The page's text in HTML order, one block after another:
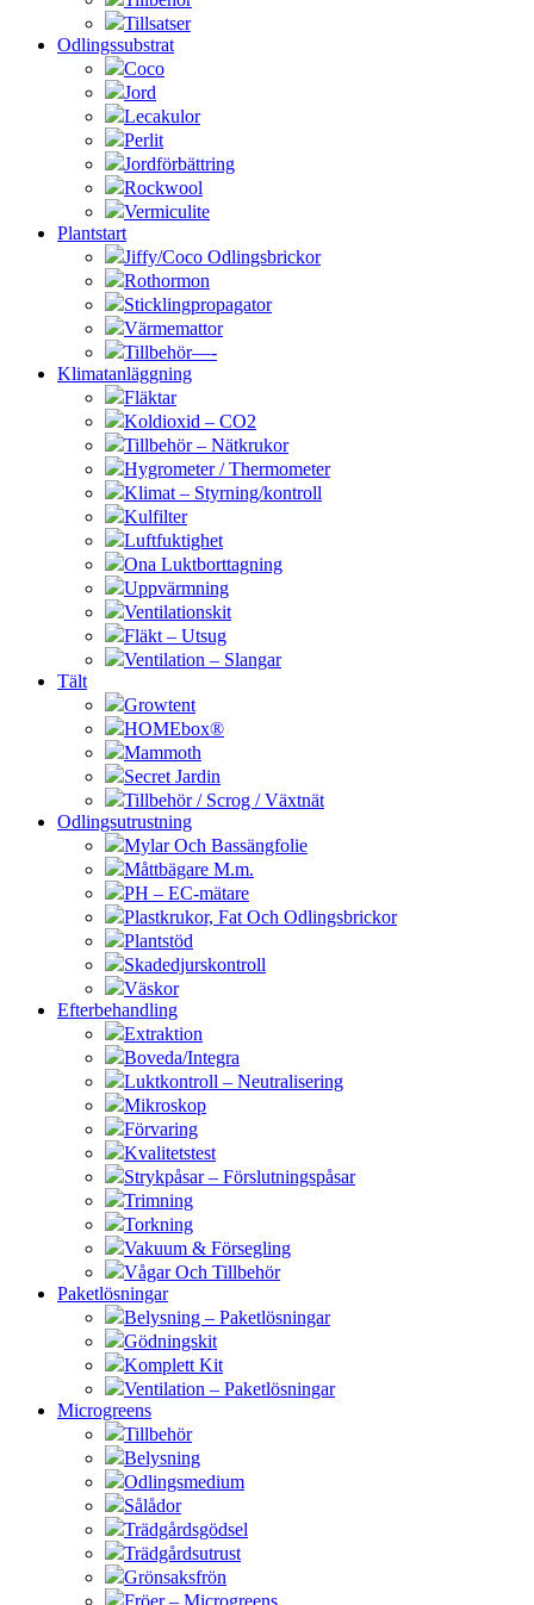
Tillsatser
Odlingssubstrat
Coco
Jord
Lecakulor
Perlit
Jordförbättring
Rockwool
Vermiculite
Plantstart
Jiffy/Coco Odlingsbrickor
Rothormon
Sticklingpropagator
Värmemattor
Tillbehör—-
Klimatanläggning
Fläktar
Koldioxid – CO2
Tillbehör – Nätkrukor
Hygrometer / Thermometer
Klimat – Styrning/kontroll
Kulfilter
Luftfuktighet
Ona Luktborttagning
Uppvärmning
Ventilationskit
Fläkt – Utsug
Ventilation – Slangar
Tält
Growtent
HOMEbox®
Mammoth
Secret Jardin
Tillbehör / Scrog / Växtnät
Odlingsutrustning
Mylar Och Bassängfolie
Måttbägare M.m.
PH – EC-mätare
Plastkrukor, Fat Och Odlingsbrickor
Plantstöd
Skadedjurskontroll
Väskor
Efterbehandling
Extraktion
Boveda/Integra
Luktkontroll – Neutralisering
Mikroskop
Förvaring
Kvalitetstest
Strykpåsar – Förslutningspåsar
Trimning
Torkning
Vakuum & Försegling
Vågar Och Tillbehör
Paketlösningar
Belysning – Paketlösningar
Gödningskit
Komplett Kit
Ventilation – Paketlösningar
Microgreens
Tillbehör
Belysning
Odlingsmedium
Sålådor
Trädgårdsgödsel
Trädgårdsutrust
Grönsaksfrön
Fröer – Microgreens